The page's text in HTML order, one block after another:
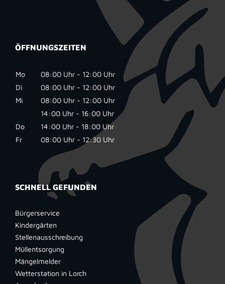
ÖFFNUNGSZEITEN
Mo
08:00 Uhr - 12:00 Uhr
Di
08:00 Uhr - 12:00 Uhr
Mi
08:00 Uhr - 12:00 Uhr
14:00 Uhr - 16:00 Uhr
Do
14:00 Uhr - 18:00 Uhr
Fr
08:00 Uhr - 12:30 Uhr
SCHNELL GEFUNDEN
Bürgerservice
Kindergärten
Stellenausschreibung
Müllentsorgung
Mängelmelder
Wetterstation in Lorch